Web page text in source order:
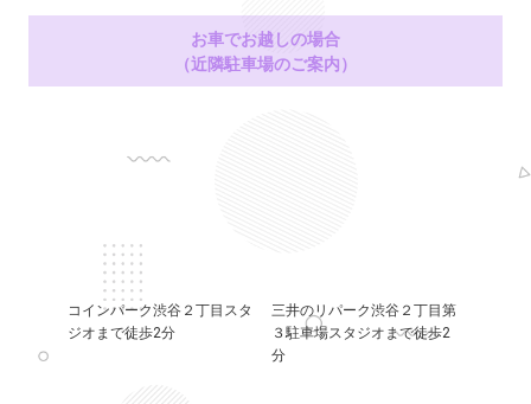
お車でお越しの場合
（近隣駐車場のご案内）
コインパーク渋谷２丁目スタ
ジオまで徒歩2分
三井のリパーク渋谷２丁目第
３駐車場スタジオまで徒歩2
分